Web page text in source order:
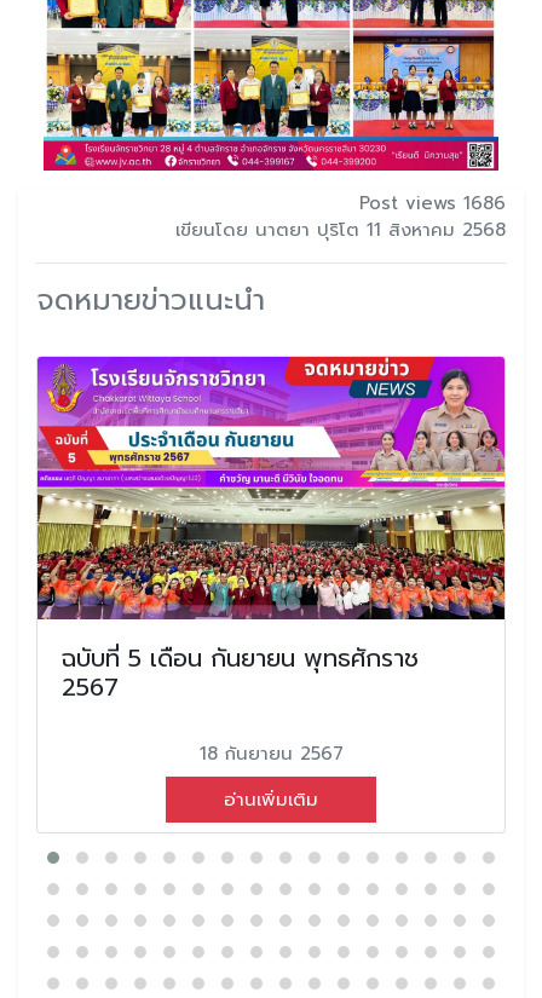
Post views 1686
เขียนโดย นาตยา ปุริโต 11 สิงหาคม 2568
จดหมายข่าวแนะนำ
ฉบับที่ 5 เดือน กันยายน พุทธศักราช
2567
18 กันยายน 2567
อ่านเพิ่มเติม